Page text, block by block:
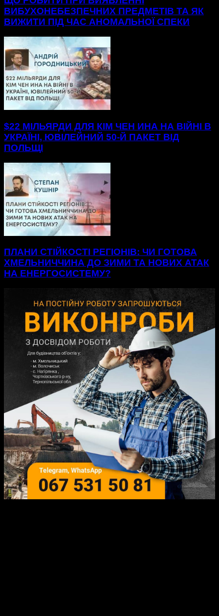
ВИБУХОНЕБЕЗПЕЧНИХ ПРЕДМЕТІВ ТА ЯК
ВИЖИТИ ПІД ЧАС АНОМАЛЬНОЇ СПЕКИ
$22 МІЛЬЯРДИ ДЛЯ КІМ ЧЕН ИНА НА ВІЙНІ В
УКРАЇНІ, ЮВІЛЕЙНИЙ 50-Й ПАКЕТ ВІД
ПОЛЬЩІ
ПЛАНИ СТІЙКОСТІ РЕГІОНІВ: ЧИ ГОТОВА
ХМЕЛЬНИЧЧИНА ДО ЗИМИ ТА НОВИХ АТАК
НА ЕНЕРГОСИСТЕМУ?